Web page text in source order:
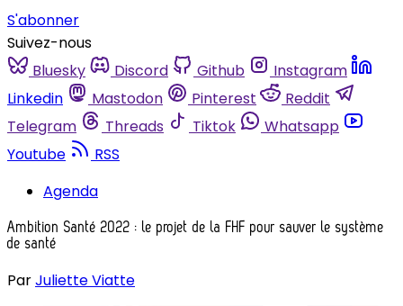
S'abonner
Suivez-nous
Bluesky
Discord Github
Instagram
Linkedin
Mastodon Pinterest
Reddit
Telegram
Threads Tiktok
Whatsapp
Youtube
RSS
Agenda
Ambition Santé 2022 : le projet de la FHF pour sauver le système
de santé
ParJuliette Viatte